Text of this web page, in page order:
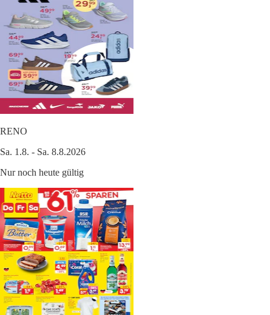
RENO
Sa. 1.8. - Sa. 8.8.2026
Nur noch heute gültig